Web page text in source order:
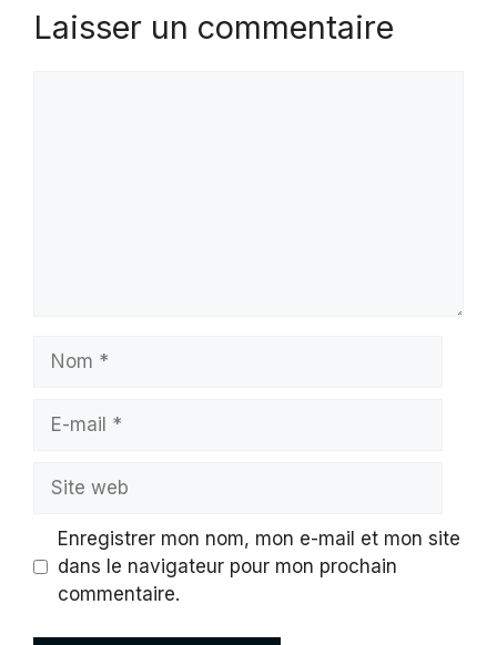
Laisser un commentaire
Nom
Site
Enregistrer mon nom, mon e-mail et mon site
dans le navigateur pour mon prochain
commentaire.